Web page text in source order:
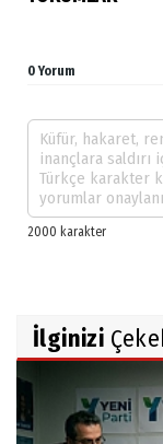
0 Yorum
İlginizi